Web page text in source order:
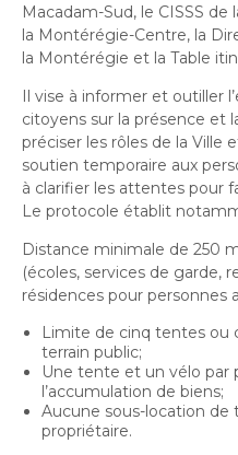
Macadam-Sud, le CISSS
la Montérégie-Centre, la
la Montérégie et la Table
Il vise à informer et outiller
citoyens sur la présence et
préciser les rôles de la Ville
soutien temporaire aux
à clarifier les attentes pour
Le protocole établit
Distance minimale de 250
(écoles, services de garde,
résidences pour personnes
Limite de cinq tentes ou
terrain public;
Une tente et un vélo par
l’accumulation de biens;
Aucune sous-location
propriétaire.